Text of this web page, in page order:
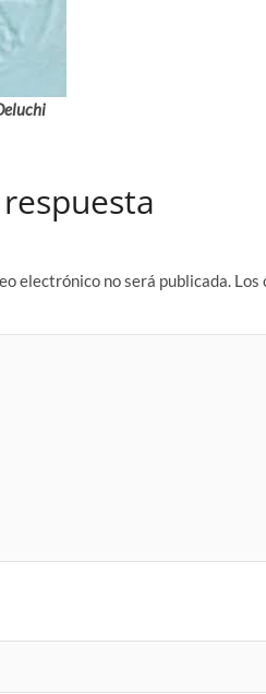
electrónico no será publicada. Los